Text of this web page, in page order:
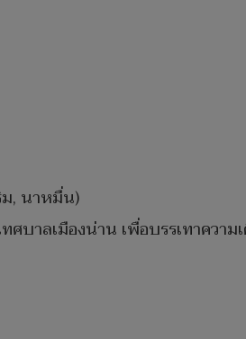
ม, นาหมื่น)
บาลเมืองน่าน เพื่อบรรเทาความ